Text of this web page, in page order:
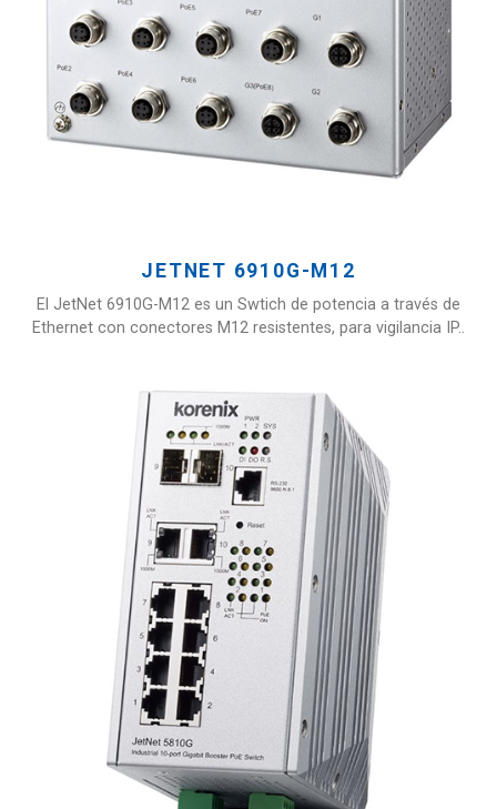
JETNET 6910G-M12
El JetNet 6910G-M12 es un Swtich de potencia a través de
Ethernet con conectores M12 resistentes, para vigilancia IP..